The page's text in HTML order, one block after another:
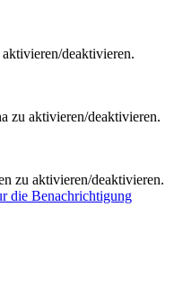
deaktivieren.
zu aktivieren/deaktivieren.
zu aktivieren/deaktivieren.
die Benachrichtigung